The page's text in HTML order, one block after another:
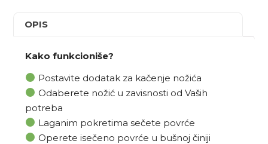
OPIS
Kako funkcioniše?
Postavite dodatak za kačenje nožića
Odaberete nožić u zavisnosti od Vaših
potreba
Laganim pokretima sečete povrće
Operete isečeno povrće u bušnoj činiji